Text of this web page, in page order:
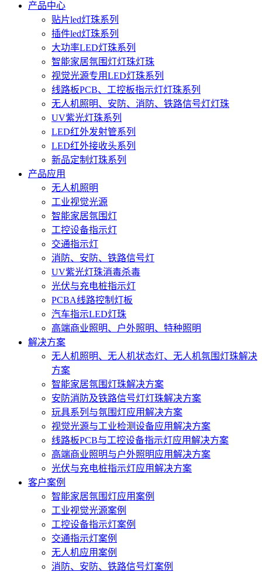
产品中心
贴片led灯珠系列
插件led灯珠系列
大功率LED灯珠系列
智能家居氛围灯灯珠灯珠
视觉光源专用LED灯珠系列
线路板PCB、工控板指示灯灯珠系列
无人机照明、安防、消防、铁路信号灯灯珠
UV紫光灯珠系列
LED红外发射管系列
LED红外接收头系列
新品定制灯珠系列
产品应用
无人机照明
工业视觉光源
智能家居氛围灯
工控设备指示灯
交通指示灯
消防、安防、铁路信号灯
UV紫光灯珠消毒杀毒
光伏与充电桩指示灯
PCBA线路控制灯板
汽车指示LED灯珠
高端商业照明、户外照明、特种照明
解决方案
无人机照明、无人机状态灯、无人机氛围灯珠解决
方案
智能家居氛围灯珠解决方案
安防消防及铁路信号灯灯珠解决方案
玩具系列与氛围灯应用解决方案
视觉光源与工业检测设备应用解决方案
线路板PCB与工控设备指示灯应用解决方案
高端商业照明与户外照明应用解决方案
光伏与充电桩指示灯应用解决方案
客户案例
智能家居氛围灯应用案例
工业视觉光源案例
工控设备指示灯案例
交通指示灯案例
无人机应用案例
消防、安防、铁路信号灯案例